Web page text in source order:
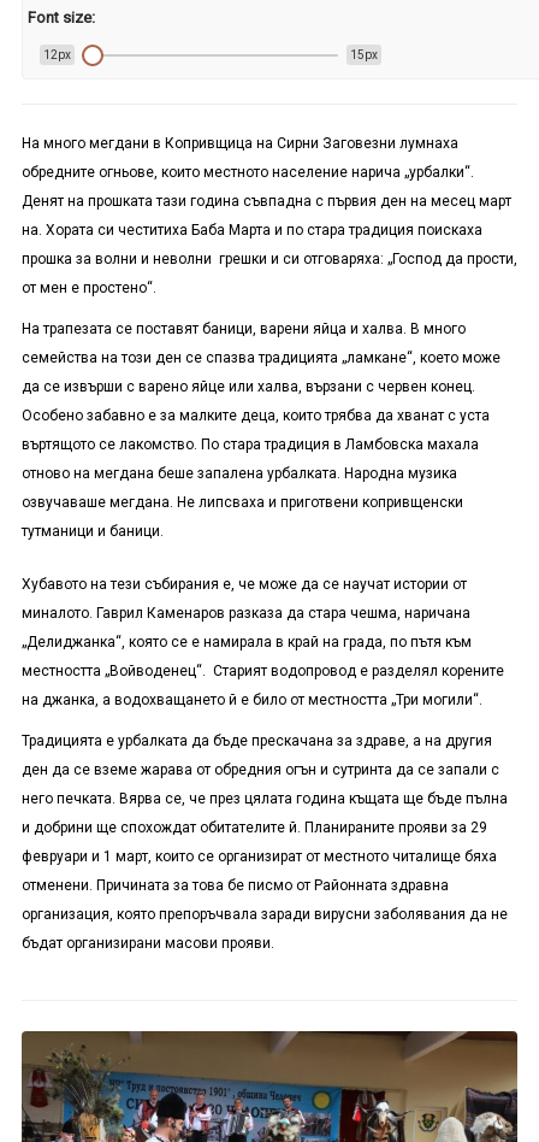
Font size:
12px 15px
На много мегдани в Копривщица на Сирни Заговезни лумнаха
обредните огньове, които местното население нарича „урбалки“.
Денят на прошката тази година съвпадна с първия ден на месец март
на. Хората си честитиха Баба Марта и по стара традиция поискаха
прошка за волни и неволни грешки и си отговаряха: „Господ да прости,
от мен е простено“.
На трапезата се поставят баници, варени яйца и халва. В много
семейства на този ден се спазва традицията „ламкане“, което може
да се извърши с варено яйце или халва, вързани с червен конец.
Особено забавно е за малките деца, които трябва да хванат с уста
въртящото се лакомство. По стара традиция в Ламбовска махала
отново на мегдана беше запалена урбалката. Народна музика
озвучаваше мегдана. Не липсваха и приготвени копривщенски
тутманици и баници.
Хубавото на тези събирания е, че може да се научат истории от
миналото. Гаврил Каменаров разказа да стара чешма, наричана
„Делиджанка“, която се е намирала в край на града, по пътя към
местността „Войводенец“. Старият водопровод е разделял корените
на джанка, а водохващането й е било от местността „Три могили“.
Традицията е урбалката да бъде прескачана за здраве, а на другия
ден да се вземе жарава от обредния огън и сутринта да се запали с
него печката. Вярва се, че през цялата година къщата ще бъде пълна
и добрини ще спохождат обитателите й. Планираните прояви за 29
февруари и 1 март, които се организират от местното читалище бяха
отменени. Причината за това бе писмо от Районната здравна
организация, която препоръчвала заради вирусни заболявания да не
бъдат организирани масови прояви.